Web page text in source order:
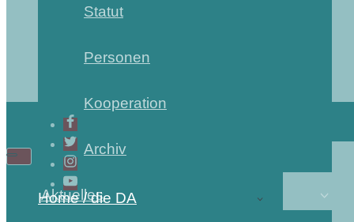
Statut
Personen
Kooperation
Archiv
Aktuelles
Home / die DA